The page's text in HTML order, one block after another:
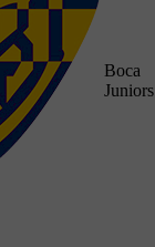
Boca
Juniors